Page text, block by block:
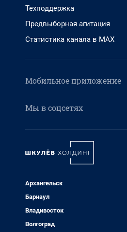
Техподдержка
Предвыборная агитация
Статистика канала в MAX
Мобильное приложение
Мы в соцсетях
Архангельск
Барнаул
Владивосток
Волгоград